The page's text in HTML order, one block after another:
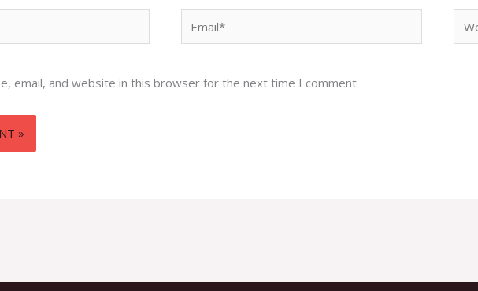
email, and website in this browser for the next time I comment.